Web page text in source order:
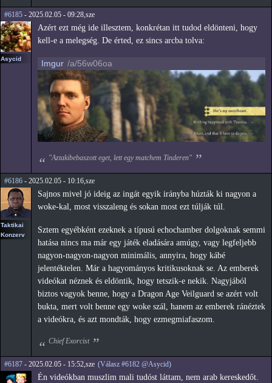
#6185 - 2025.02.05 - 09:28,sze
Asycid
Azért ezt még ide illesztem, konkrétan itt tudod eldönteni, hogy
kell-e a melegség. De érted, ez sincs arcba tolva:
Imgur /a/56w06oa
"Aztakibebaszott eget, lett egy matchem Tinderen"
#6186 - 2025.02.05 - 10:16,sze
Taktikai
Konzerv
Sajnos mivel jó ideig az ingát egyik irányba húzták ki nagyon a
woke-kal, most visszaleng és sokan most ezt túlják túl.
Sztem egyébként ezeknek a típusú echochamber dolgoknak semmi
hatása nincs ma már egy játék eladására amúgy, vagy legfeljebb
nagyon-nagyon-nagyon minimális, annyira, hogy kábé
jelentéktelen. Már a hagyományos kritikusoknak se. Az emberek
videókat néznek és eldöntik, hogy tetszik-e nekik. Nagyjából
biztos vagyok benne, hogy a Dragon Age Veilguard se azért volt
bukta, mert volt benne egy woke szál, hanem az emberek ránéztek
a videókra, és azt mondták, hogy ezmegmiafaszom.
Chief Exorcist
#6187 - 2025.02.05 - 15:52,sze (Válasz #6182 @Asycid)
Én videókban muszlim mali tudóst láttam, nem arab kereskedőt.